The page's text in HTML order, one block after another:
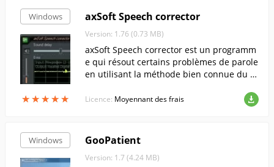
Windows
★★★★★
★★★★★
axSoft Speech corrector
Version: 1.76 (0.73 MB)
axSoft Speech corrector est un programm
e qui résout certains problèmes de parole
en utilisant la méthode bien connue du fe
Licence: Moyennant des frais
Windows GooPatient
Version: 1.7 (4.24 MB)